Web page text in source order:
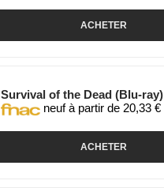
ACHETER
Survival of the Dead (Blu-ray)
neuf à partir de 20,33 €
ACHETER